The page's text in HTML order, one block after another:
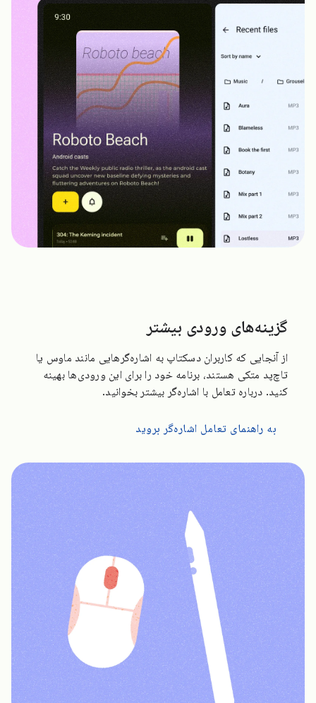
گزینه‌های ورودی بیشتر
از آنجایی که کاربران دسکتاپ به اشاره‌گرهایی مانند ماوس یا
تاچ‌پد متکی هستند، برنامه خود را برای این ورودی‌ها بهینه
کنید. درباره تعامل با اشاره‌گر بیشتر بخوانید.
به راهنمای تعامل اشاره‌گر بروید